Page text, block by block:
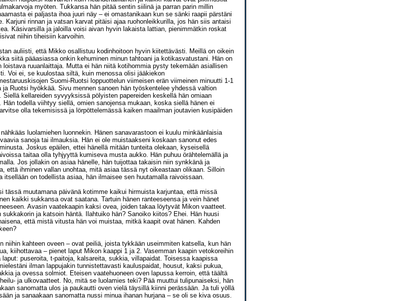
myöten. Tukkansa hän pitää sentin siilinä ja parran parin millin
ei paljasta ihoa juuri näy – ei omastanikaan kun se sänki raapii pärstäni
Karjuni rinnan ja vatsan karvat pitäisi ajaa ruohonleikkurilla, jos hän siis antaisi
Käsivarsilla ja jaloilla voisi aivan hyvin lakaista lattian, pienimmätkin roskat
niihin tiheisiin karvoihin.
auliisti, että Mikko osallistuu kodinhoitoon hyvin kiitettävästi. Meillä on oikein
siitä pääasiassa onkin kehuminen minun tahtoani ja kotikasvatustani. Hän on
loistava ruuanlaittaja. Mutta ei hän niitä kotihommia pysty tekemään asiallisen
Voi ei, se kuulostaa siltä, kuin menossa olisi jääkiekon
Suomi-Ruotsi loppuottelun viimeisen erän viimeinen minuutti 1-1
ja Ruotsi hyökkää. Sivu mennen sanoen hän työskentelee yhdessä valtion
Siellä kellareiden syvyyksissä pölyisten papereiden keskellä hän omiaan
Hän todella viihtyy siellä, omien sanojensa mukaan, koska siellä hänen ei
olla tekemisissä ja lörpöttelemässä kaiken maailman joutavien kusipäiden
luolamiehen luonnekin. Hänen sanavarastoon ei kuulu minkäänlaisia
sanoja tai ilmauksia. Hän ei ole muistaakseni koskaan sanonut edes
Joskus epäilen, ettei hänellä mitään tunteita olekaan, kyseisellä
taitaa olla tyhjyyttä kumiseva musta aukko. Hän puhuu örähtelemällä ja
Jos jollakin on asiaa hänelle, hän tuijottaa takaisin niin synkkänä ja
että ihminen vallan unohtaa, mitä asiaa tässä nyt oikeastaan olikaan. Silloin
itsellään on todellista asiaa, hän ilmaisee sen huutamalla raivoissaan.
tässä muutamana päivänä kotimme kaikui hirmuista karjuntaa, että missä
kaikki sukkansa ovat saatana. Tartuin hänen ranteeseensa ja vein hänet
Avasin vaatekaapin kaksi ovea, joiden takaa löytyvät Mikon vaatteet.
sukkakorin ja katsoin häntä. Ilahtuiko hän? Sanoiko kiitos? Ehei. Hän huusi
että mistä vitusta hän voi muistaa, mitkä kaapit ovat hänen. Kahden
niihin kahteen oveen – ovat peiliä, joista tykkään useimmiten katsella, kun hän
kiihottavaa – pienet laput Mikon kaappi 1 ja 2. Vasemman kaapin vetokoreihin
laput: puseroita, t-paitoja, kalsareita, sukkia, villapaidat. Toisessa kaapissa
ilman lappujakin tunnistettavasti kauluspaidat, housut, kaksi pukua,
ja ovessa solmiot. Eteisen vaatehuoneen oven lapussa kerroin, että täältä
ja ulkovaatteet. No, mitä se luolamies teki? Pää muuttui tulipunaiseksi, hän
sanomatta ulos ja paukautti oven vielä täysillä kiinni perässään. Ja tuli yöllä
ja sanaakaan sanomatta nussi minua ihanan hurjana – se oli se kiva osuus.